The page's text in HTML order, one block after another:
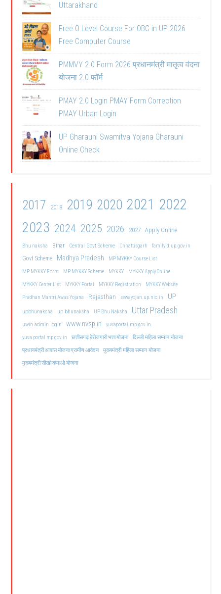
Uttarakhand
Free O Level Course For OBC in UP 2026
Free Computer Course
PMMVY 2.0 Form 2026 प्रधानमंत्री मातृत्व वंदना
योजना 2.0 फॉर्म
PMAY 2.0 Login PMAY Form Correction
PMAY Urban Login
UP Gharauni Swamitva Yojana Gharauni
Online Check
2017 2018 2019 2020 2021 2022
2023 2024 2025 2026 2027 Apply Online
Bhu naksha Bihar Central Govt Scheme Chhattisgarh familyid.up.gov.in
Govt Scheme Madhya Pradesh
MP MYKKY Course List
MP MYKKY Form
MP MYKKY Scheme MYKKY
MYKKY Apply Online
MYKKY Center List
MYKKY Portal MYKKY Registration
MYKKY Website
Pradhan Mantri Awas Yojana
Rajasthan sewayojan.up.nic.in UP
upbhunaksha up bhunaksha UP Bhu Naksha Uttar Pradesh
uwin admin login www.nvsp.in
yuvaportal.mp.gov.in
yuva portal mp gov.in
छत्तीसगढ़ बेरोजगारी भत्ता योजना दिल्ली महिला सम्मान योजना
प्रधानमंत्री आवास योजना ग्रामीण आवेदन मुख्यमंत्री महिला सम्मान योजना
मुख्यमंत्री सीखो कमाओ योजना